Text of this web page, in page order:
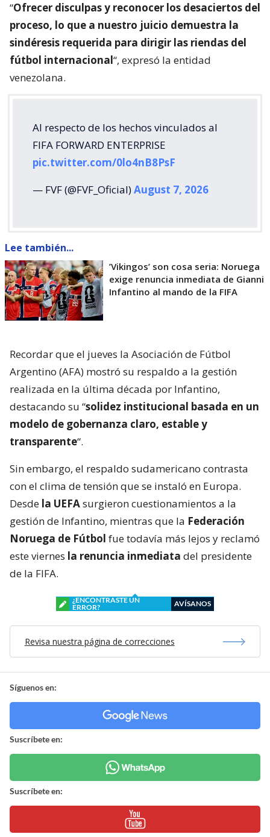
“Ofrecer disculpas y reconocer los desaciertos del
proceso, lo que a nuestro juicio demuestra la
sindéresis requerida para dirigir las riendas del
fútbol internacional“, expresó la entidad
venezolana.
Al respecto de los hechos vinculados al
FIFA FORWARD ENTERPRISE
pic.twitter.com/0lo4nB8PsF
— FVF (@FVF_Oficial)August 7, 2026
Lee también...
’Vikingos’ son cosa seria: Noruega
exige renuncia inmediata de Gianni
Infantino al mando de la FIFA
Recordar que el jueves la Asociación de Fútbol
Argentino (AFA) mostró su respaldo a la gestión
realizada en la última década por Infantino,
destacando su “solidez institucional basada en un
modelo de gobernanza claro, estable y
transparente“.
Sin embargo, el respaldo sudamericano contrasta
con el clima de tensión que se instaló en Europa.
Desde la UEFAsurgieron cuestionamientos a la
gestión de Infantino, mientras que la Federación
Noruega de Fútbol fue todavía más lejos y reclamó
este viernes la renuncia inmediata del presidente
de la FIFA.
¿ENCONTRASTE UN
ERROR?
AVÍSANOS
Revisa nuestra página de correcciones
Síguenos en:
Suscríbete en:
Suscríbete en: